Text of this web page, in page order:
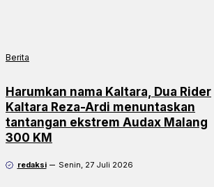
Berita
Harumkan nama Kaltara, Dua Rider
Kaltara Reza-Ardi menuntaskan
tantangan ekstrem Audax Malang
300 KM
redaksi Senin, 27 Juli 2026